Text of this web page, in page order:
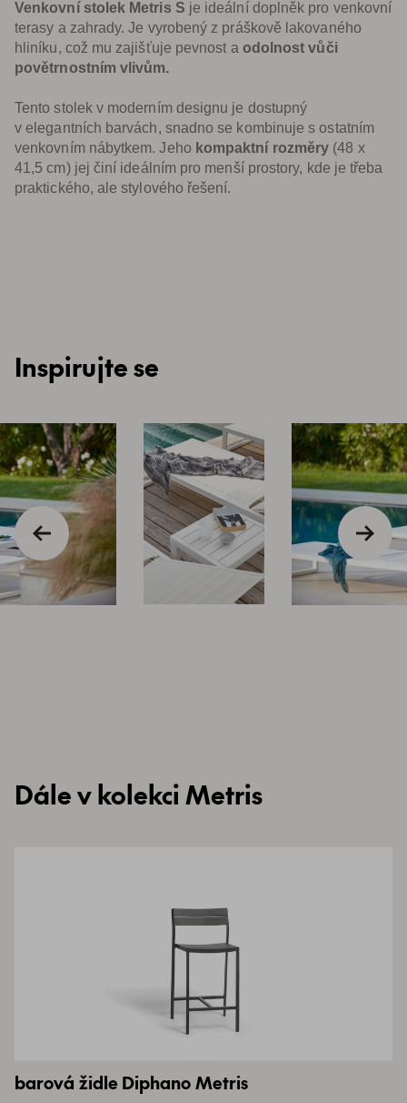
Venkovní stolek Metris S je ideální doplněk pro venkovní
terasy a zahrady. Je vyrobený z práškově lakovaného
hliníku, což mu zajišťuje pevnost a odolnost vůči
povětrnostním vlivům.
Tento stolek v moderním designu je dostupný
v elegantních barvách, snadno se kombinuje s ostatním
venkovním nábytkem. Jeho kompaktní rozměry (48 x
41,5 cm) jej činí ideálním pro menší prostory, kde je třeba
praktického, ale stylového řešení.
Inspirujte se
Dále v kolekci Metris
barová židle Diphano Metris